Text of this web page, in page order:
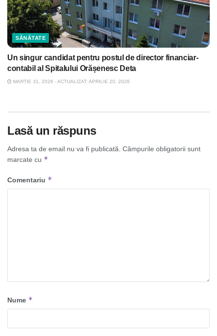
SĂNĂTATE
Un singur candidat pentru postul de director financiar-
contabil al Spitalului Orășenesc Deta
MARTIE 31, 2026 - ACTUALIZAT: APRILIE 20, 2026
Lasă un răspuns
Adresa ta de email nu va fi publicată. Câmpurile obligatorii sunt
marcate cu *
Comentariu *
Nume *